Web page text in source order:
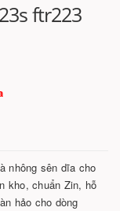
ftr223
nhông sên dĩa cho
kho, chuẩn Zin, hỗ
hảo cho dòng